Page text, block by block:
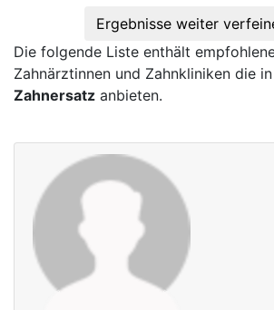
Ergebnisse weiter
Die folgende Liste enthält
Zahnärztinnen und Zahnkliniken die in
Zahnersatz anbieten.